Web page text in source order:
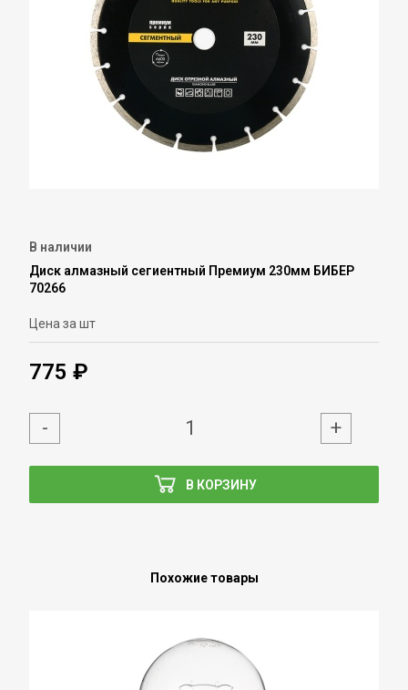
В наличии
Диск алмазный сегиентный Премиум 230мм БИБЕР
70266
Цена за шт
775 ₽
В КОРЗИНУ
- +
Похожие товары